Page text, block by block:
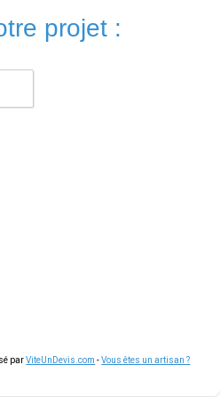
projet :
parViteUnDevis.com -Vous êtes un artisan ?